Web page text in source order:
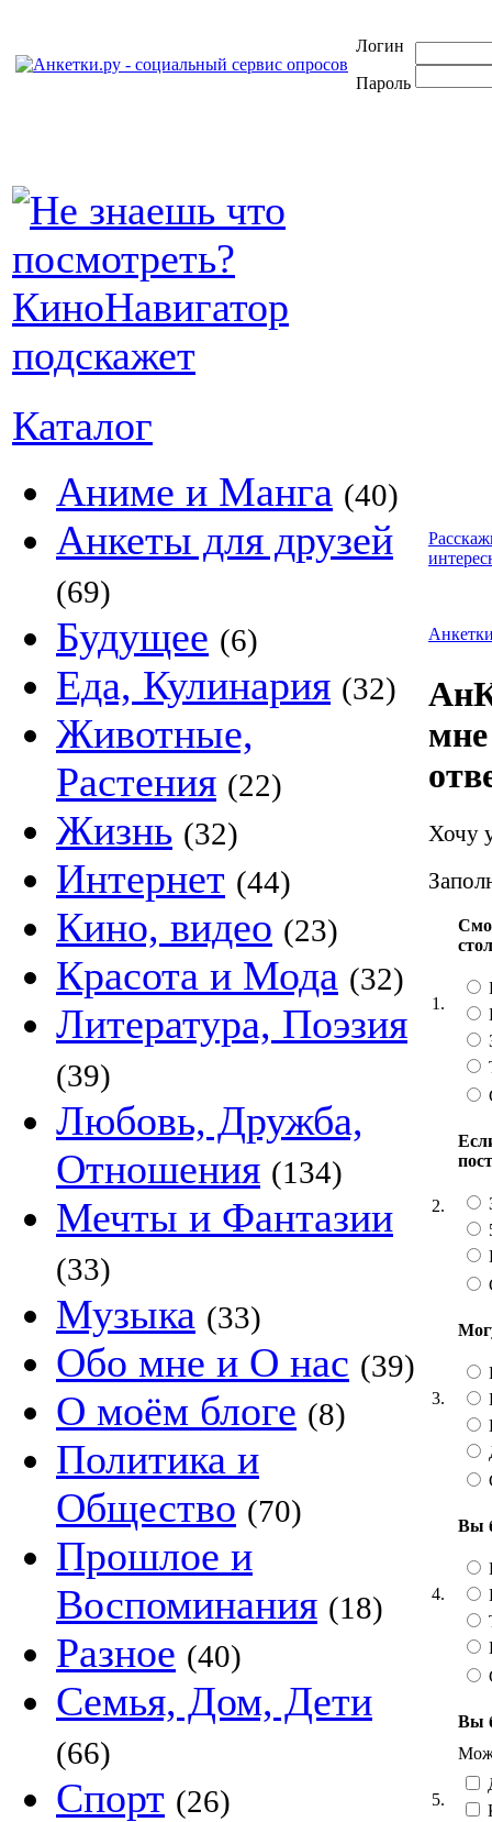
Логин
Пароль
Каталог
Аниме и Манга (40)
Анкеты для друзей
(69)
Будущее (6)
Еда, Кулинария (32)
Животные,
Растения (22)
Жизнь (32)
Интернет (44)
Кино, видео (23)
Красота и Мода (32)
Литература, Поэзия
(39)
Любовь, Дружба,
Отношения (134)
Мечты и Фантазии
(33)
Музыка (33)
Обо мне и О нас (39)
О моём блоге (8)
Политика и
Общество (70)
Прошлое и
Воспоминания (18)
Разное (40)
Семья, Дом, Дети
(66)
Спорт (26)
Хочу
1.
2.
3.
4.
Вы
5.
Вы